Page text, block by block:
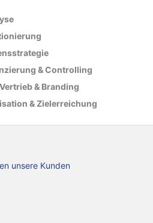
& Controlling
& Branding
& Zielerreichung
unsere Kunden